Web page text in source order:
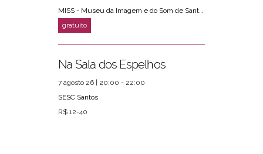
MISS - Museu da Imagem e do Som de Santos
Na Sala dos Espelhos
7 agosto 26 | 20:00 - 22:00
SESC Santos
R$ 12-40